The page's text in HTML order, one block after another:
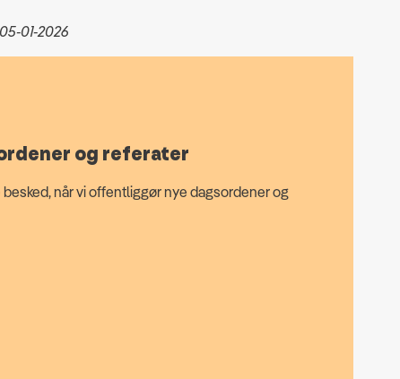
01-2026
og referater
når vi offentliggør nye dagsordener og